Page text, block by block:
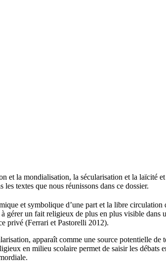
et la mondialisation, la sécularisation et la laïcité
textes que nous réunissons dans ce dossier.
et symbolique d’une part et la libre
gérer un fait religieux de plus en plus visible
privé (Ferrari et Pastorelli 2012).
apparaît comme une source potentielle
en milieu scolaire permet de saisir les